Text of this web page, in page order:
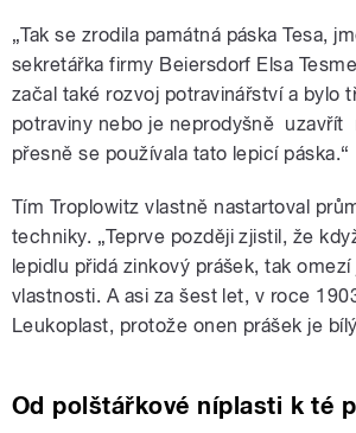
„Tak se zrodila památná páska Tesa,
sekretářka firmy Beiersdorf Elsa
začal také rozvoj potravinářství a bylo
potraviny nebo je neprodyšně uzavřít
přesně se používala tato lepicí páska.“
Tím Troplowitz vlastně nastartoval
techniky. „Teprve později zjistil, že
lepidlu přidá zinkový prášek, tak
vlastnosti. A asi za šest let, v roce
Leukoplast, protože onen prášek je
Od polštářkové níplasti k té